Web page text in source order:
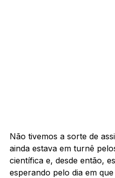
Não tivemos a sorte de
ainda estava em turnê
científica e, desde então,
esperando pelo dia em